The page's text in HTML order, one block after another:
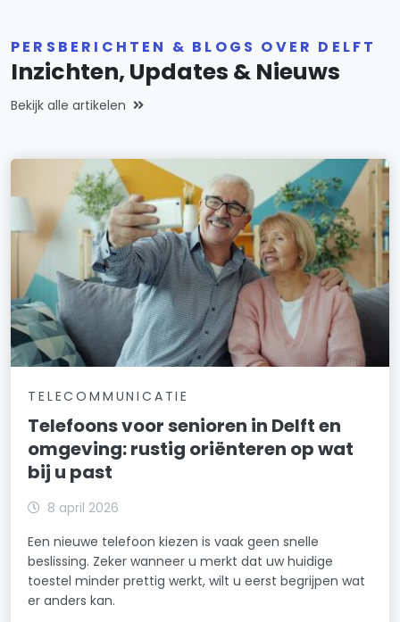
PERSBERICHTEN & BLOGS OVER DELFT
Inzichten, Updates & Nieuws
Bekijk alle artikelen
TELECOMMUNICATIE
Telefoons voor senioren in Delft en
omgeving: rustig oriënteren op wat
bij u past
8 april 2026
Een nieuwe telefoon kiezen is vaak geen snelle
beslissing. Zeker wanneer u merkt dat uw huidige
toestel minder prettig werkt, wilt u eerst begrijpen wat
er anders kan.